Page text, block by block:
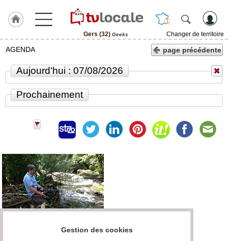
Gers (32) Geeks
Changer de territoire
J'adhère
ACCUEIL
Gers
(32)
RUBRIQUES
Agenda
AGENDA page précédente
Aujourd'hui : 07/08/2026
Prochainement
Gestion des cookies